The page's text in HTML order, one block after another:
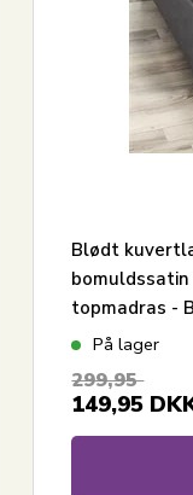
Blødt
topmadras -
På lager
299,95
149,95